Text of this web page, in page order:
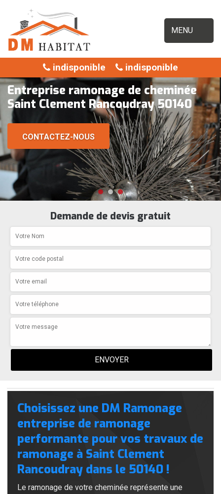
MENU
indisponible indisponible
Entreprise ramonage de cheminée
Saint Clement Rancoudray 50140
CONTACTEZ-NOUS
Demande de devis gratuit
Choisissez une DM Ramonage
entreprise de ramonage
performante pour vos travaux de
ramonage à Saint Clement
Rancoudray dans le 50140 !
Le ramonage de votre cheminée représente une